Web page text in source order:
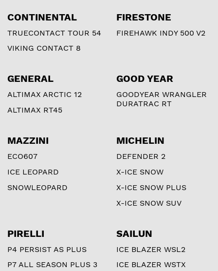
CONTINENTAL
TRUECONTACT TOUR 54
VIKING CONTACT 8
FIRESTONE
FIREHAWK INDY 500 V2
GENERAL
ALTIMAX ARCTIC 12
ALTIMAX RT45
GOOD YEAR
GOODYEAR WRANGLER
DURATRAC RT
MAZZINI
ECO607
ICE LEOPARD
SNOWLEOPARD
MICHELIN
DEFENDER 2
X-ICE SNOW
X-ICE SNOW PLUS
X-ICE SNOW SUV
PIRELLI
P4 PERSIST AS PLUS
P7 ALL SEASON PLUS 3
SAILUN
ICE BLAZER WSL2
ICE BLAZER WSTX